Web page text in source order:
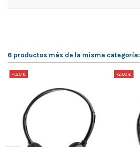
6 productos más de la misma categoría:
-1,20 € -2,60 €